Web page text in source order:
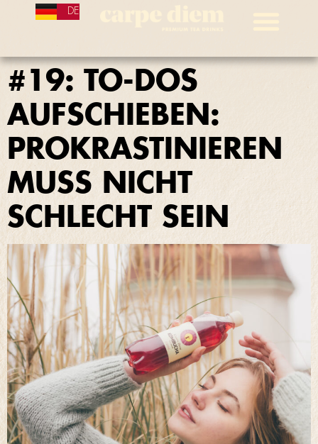
DE
#19: TO-DOS
AUFSCHIEBEN:
PROKRASTINIEREN
MUSS NICHT
SCHLECHT SEIN